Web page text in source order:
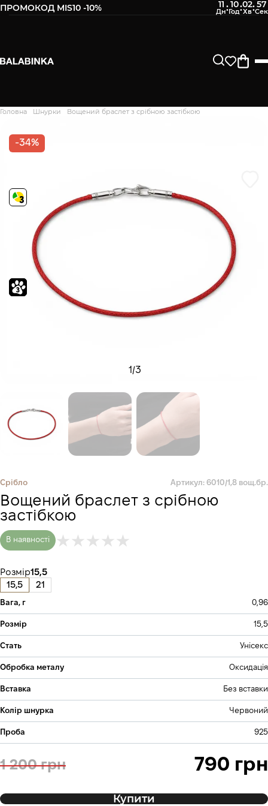
ПРОМОКОД MIS10 -10% 11 :10:02:56
Головна Шнурки Вощений браслет з срібною застібкою
1/3
-34%
Срібло Артикул: 6010/1,8 вощ.бр.
Вощений браслет з срібною
застібкою
В наявності
Розмір15,5
15,5
21
Вага, г 0,96
Розмір 15,5
Стать Унісекс
Обробка металу Оксидація
Вставка Без вставки
Колір шнурка Червоний
Проба 925
1 200 грн 790 грн
Купити
Дякуємо. Ваш відгук
відправлено СМС про наявність в нашому магазині